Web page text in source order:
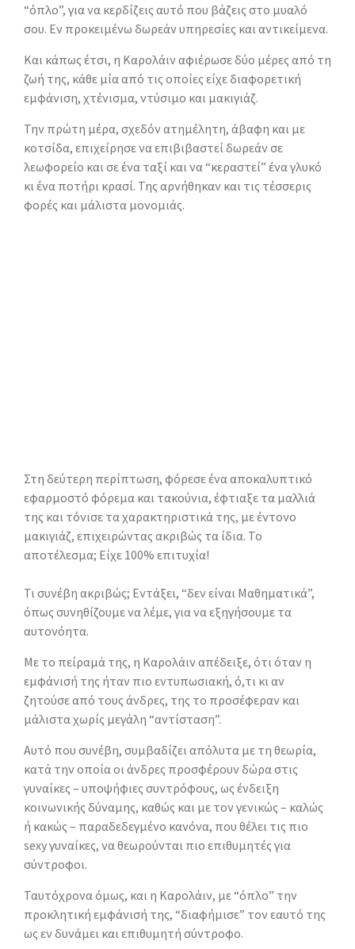
“όπλο”, για να κερδίζεις αυτό που βάζεις στο μυαλό
σου. Εν προκειμένω δωρεάν υπηρεσίες και αντικείμενα.
Και κάπως έτσι, η Καρολάιν αφιέρωσε δύο μέρες από τη
ζωή της, κάθε μία από τις οποίες είχε διαφορετική
εμφάνιση, χτένισμα, ντύσιμο και μακιγιάζ.
Την πρώτη μέρα, σχεδόν ατημέλητη, άβαφη και με
κοτσίδα, επιχείρησε να επιβιβαστεί δωρεάν σε
λεωφορείο και σε ένα ταξί και να “κεραστεί” ένα γλυκό
κι ένα ποτήρι κρασί. Της αρνήθηκαν και τις τέσσερις
φορές και μάλιστα μονομιάς.
Στη δεύτερη περίπτωση, φόρεσε ένα αποκαλυπτικό
εφαρμοστό φόρεμα και τακούνια, έφτιαξε τα μαλλιά
της και τόνισε τα χαρακτηριστικά της, με έντονο
μακιγιάζ, επιχειρώντας ακριβώς τα ίδια. Το
αποτέλεσμα; Είχε 100% επιτυχία!
Τι συνέβη ακριβώς; Eντάξει, “δεν είναι Μαθηματικά”,
όπως συνηθίζουμε να λέμε, για να εξηγήσουμε τα
αυτονόητα.
Με το πείραμά της, η Καρολάιν απέδειξε, ότι όταν η
εμφάνισή της ήταν πιο εντυπωσιακή, ό,τι κι αν
ζητούσε από τους άνδρες, της το προσέφεραν και
μάλιστα χωρίς μεγάλη “αντίσταση”.
Αυτό που συνέβη, συμβαδίζει απόλυτα με τη θεωρία,
κατά την οποία οι άνδρες προσφέρουν δώρα στις
γυναίκες – υποψήφιες συντρόφους, ως ένδειξη
κοινωνικής δύναμης, καθώς και με τον γενικώς – καλώς
ή κακώς – παραδεδεγμένο κανόνα, που θέλει τις πιο
sexy γυναίκες, να θεωρούνται πιο επιθυμητές για
σύντροφοι.
Ταυτόχρονα όμως, και η Καρολάιν, με “όπλο” την
προκλητική εμφάνισή της, “διαφήμισε” τον εαυτό της
ως εν δυνάμει και επιθυμητή σύντροφο.